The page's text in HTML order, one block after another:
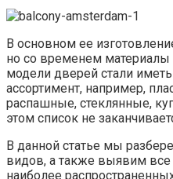
В основном ее
но со временем материалы
модели дверей стали
ассортимент, например,
распашные, стеклянные,
этом список не
В данной статье мы
видов, а также выявим все
наиболее